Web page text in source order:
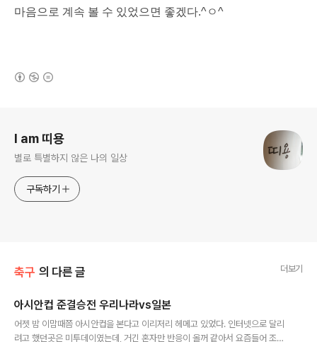
마음으로 계속 볼 수 있었으면 좋겠다.^ㅇ^
I am 띠용
별로 특별하지 않은 나의 일상
구독하기
축구 의 다른 글 더보기
아시안컵 준결승전 우리나라vs일본
어젯 밤 이맘때쯤 아시안컵을 본다고 이리저리 헤메고 있었다. 인터넷으로 달리
려고 했던곳은 미투데이였는데, 거긴 혼자만 반응이 올꺼 같아서 요즘들어 조금